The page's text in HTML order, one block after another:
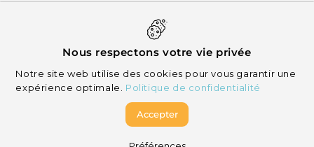
Français
© 2026 Mikizi - Tous droits réservés
Nous respectons votre vie privée
Notre site web utilise des cookies pour vous garantir une
expérience optimale.
Politique de confidentialité
Accepter